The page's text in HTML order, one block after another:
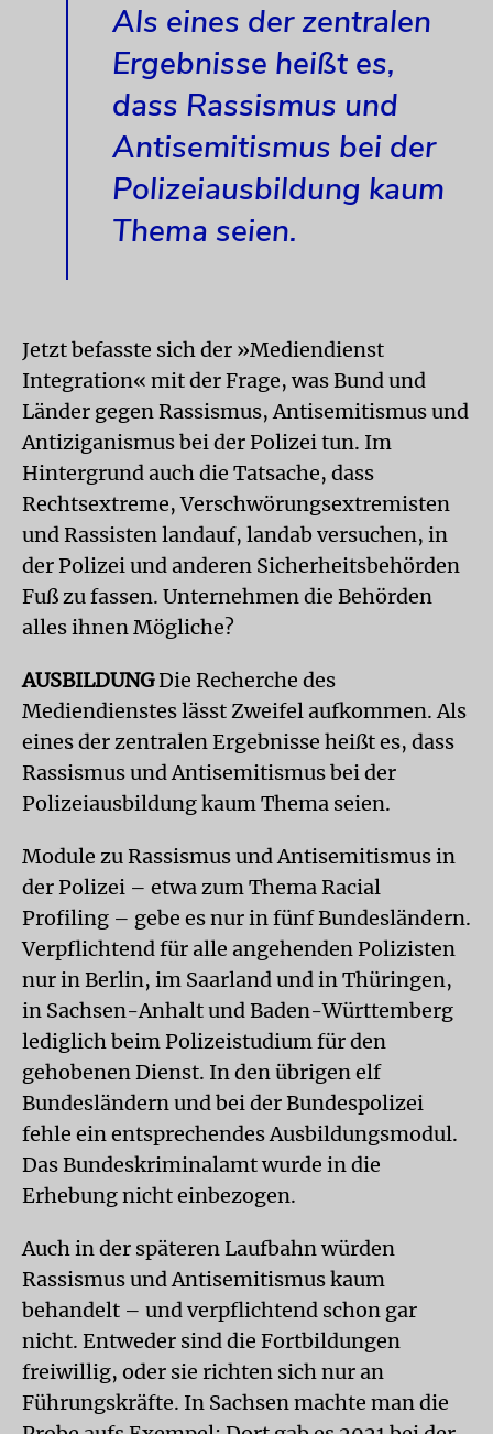
Als eines der zentralen
Ergebnisse heißt es,
dass Rassismus und
Antisemitismus bei der
Polizeiausbildung kaum
Thema seien.
Jetzt befasste sich der »Mediendienst
Integration« mit der Frage, was Bund und
Länder gegen Rassismus, Antisemitismus und
Antiziganismus bei der Polizei tun. Im
Hintergrund auch die Tatsache, dass
Rechtsextreme, Verschwörungsextremisten
und Rassisten landauf, landab versuchen, in
der Polizei und anderen Sicherheitsbehörden
Fuß zu fassen. Unternehmen die Behörden
alles ihnen Mögliche?
AUSBILDUNGDie Recherche des
Mediendienstes lässt Zweifel aufkommen. Als
eines der zentralen Ergebnisse heißt es, dass
Rassismus und Antisemitismus bei der
Polizeiausbildung kaum Thema seien.
Module zu Rassismus und Antisemitismus in
der Polizei – etwa zum Thema Racial
Profiling – gebe es nur in fünf Bundesländern.
Verpflichtend für alle angehenden Polizisten
nur in Berlin, im Saarland und in Thüringen,
in Sachsen-Anhalt und Baden-Württemberg
lediglich beim Polizeistudium für den
gehobenen Dienst. In den übrigen elf
Bundesländern und bei der Bundespolizei
fehle ein entsprechendes Ausbildungsmodul.
Das Bundeskriminalamt wurde in die
Erhebung nicht einbezogen.
Auch in der späteren Laufbahn würden
Rassismus und Antisemitismus kaum
behandelt – und verpflichtend schon gar
nicht. Entweder sind die Fortbildungen
freiwillig, oder sie richten sich nur an
Führungskräfte. In Sachsen machte man die